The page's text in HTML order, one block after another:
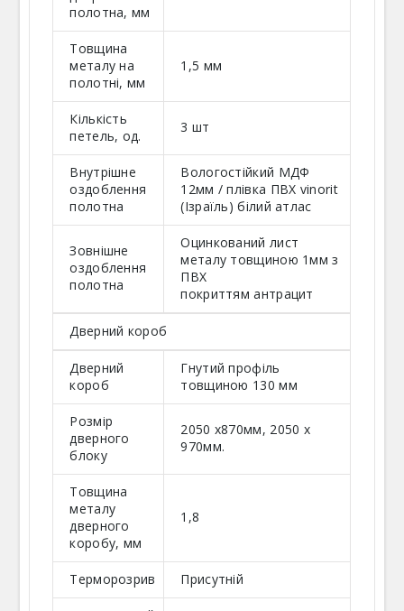
полотна, мм
Товщина
металу на
полотні, мм
1,5 мм
Кількість
петель, од.
3 шт
Внутрішне
оздоблення
полотна
Вологостійкий МДФ
12мм / плівка ПВХ vinorit
(Ізраїль) білий атлас
Зовнішне
оздоблення
полотна
Оцинкований лист
металу товщиною 1мм з
ПВХ
покриттям антрацит
Дверний короб
Дверний
короб
Гнутий профіль
товщиною 130 мм
Розмір
дверного
блоку
2050 х870мм, 2050 х
970мм.
Товщина
металу
дверного
коробу, мм
1,8
Терморозрив Присутній